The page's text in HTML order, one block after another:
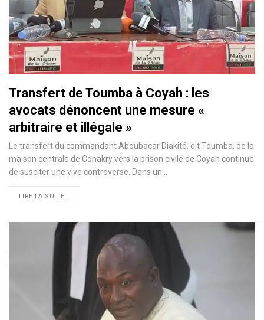
Transfert de Toumba à Coyah : les
avocats dénoncent une mesure «
arbitraire et illégale »
Le transfert du commandant Aboubacar Diakité, dit Toumba, de la
maison centrale de Conakry vers la prison civile de Coyah continue
de susciter une vive controverse. Dans un…
LIRE LA SUITE...